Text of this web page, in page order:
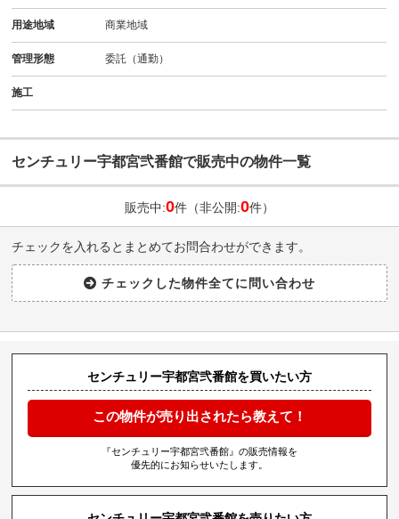
用途地域 商業地域
管理形態 委託（通勤）
施工
センチュリー宇都宮弐番館で販売中の物件一覧
販売中:0件（非公開:0件）
チェックを入れるとまとめてお問合わせができます。
センチュリー宇都宮弐番館を買いたい方
この物件が売り出されたら教えて！
『センチュリー宇都宮弐番館』の販売情報を
優先的にお知らせいたします。